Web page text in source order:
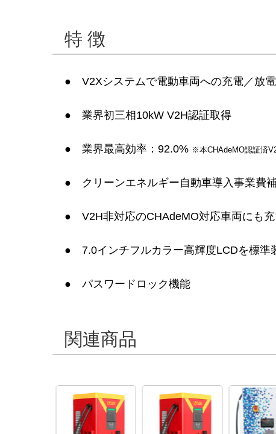
特 徴
● V2Xシステムで電動⾞両への充電／放
● 業界初三相10kW V2H認証取得
● 業界最⾼効率：92.0% ※本CHAdeMO認証済
● クリーンエネルギー⾃動⾞導⼊事業費
● V2H⾮対応のCHAdeMO対応⾞両にも
● 7.0インチフルカラー⾼輝度LCDを標準
● パスワードロック機能
関連商品